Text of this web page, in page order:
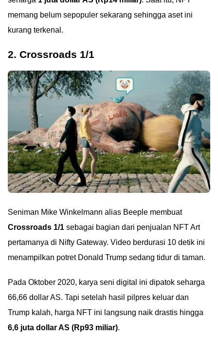
memang belum sepopuler sekarang sehingga aset ini
kurang terkenal.
2. Crossroads 1/1
Seniman Mike Winkelmann alias Beeple membuat
Crossroads 1/1 sebagai bagian dari penjualan NFT Art
pertamanya di Nifty Gateway. Video berdurasi 10 detik ini
menampilkan potret Donald Trump sedang tidur di taman.
Pada Oktober 2020, karya seni digital ini dipatok seharga
66,66 dollar AS. Tapi setelah hasil pilpres keluar dan
Trump kalah, harga NFT ini langsung naik drastis hingga
6,6 juta dollar AS (Rp93 miliar).